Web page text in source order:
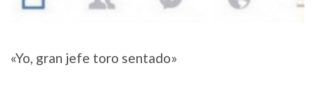
«Yo, gran jefe toro sentado»